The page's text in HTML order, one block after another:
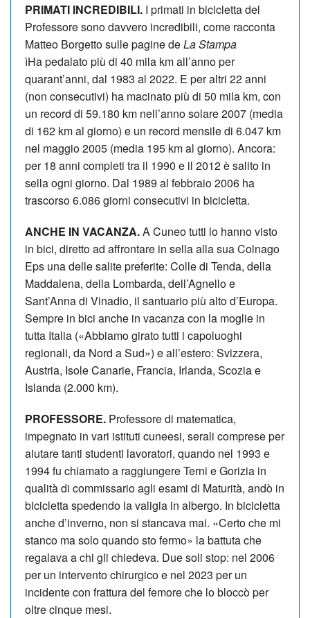
PRIMATI INCREDIBILI. I primati in bicicletta del
Professore sono davvero incredibili, come racconta
Matteo Borgetto sulle pagine deLa Stampa
ìHa pedalato più di 40 mila km all’anno per
quarant’anni, dal 1983 al 2022. E per altri 22 anni
(non consecutivi) ha macinato più di 50 mila km, con
un record di 59.180 km nell’anno solare 2007 (media
di 162 km al giorno) e un record mensile di 6.047 km
nel maggio 2005 (media 195 km al giorno). Ancora:
per 18 anni completi tra il 1990 e il 2012 è salito in
sella ogni giorno. Dal 1989 al febbraio 2006 ha
trascorso 6.086 giorni consecutivi in bicicletta.
ANCHE IN VACANZA.A Cuneo tutti lo hanno visto
in bici, diretto ad affrontare in sella alla sua Colnago
Eps una delle salite preferite: Colle di Tenda, della
Maddalena, della Lombarda, dell’Agnello e
Sant’Anna di Vinadio, il santuario più alto d’Europa.
Sempre in bici anche in vacanza con la moglie in
tutta Italia («Abbiamo girato tutti i capoluoghi
regionali, da Nord a Sud») e all’estero: Svizzera,
Austria, Isole Canarie, Francia, Irlanda, Scozia e
Islanda (2.000 km).
PROFESSORE. Professore di matematica,
impegnato in vari istituti cuneesi, serali comprese per
aiutare tanti studenti lavoratori, quando nel 1993 e
1994 fu chiamato a raggiungere Terni e Gorizia in
qualità di commissario agli esami di Maturità, andò in
bicicletta spedendo la valigia in albergo. In bicicletta
anche d’inverno, non si stancava mai. «Certo che mi
stanco ma solo quando sto fermo» la battuta che
regalava a chi gli chiedeva. Due soli stop: nel 2006
per un intervento chirurgico e nel 2023 per un
incidente con frattura del femore che lo bloccò per
oltre cinque mesi.